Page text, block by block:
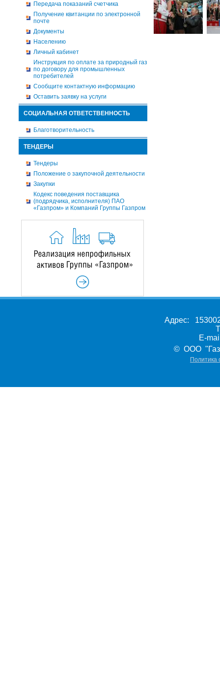
Передача показаний счетчика
Получение квитанции по электронной
почте
Документы
Населению
Личный кабинет
Инструкция по оплате за природный газ
по договору для промышленных
потребителей
Сообщите контактную информацию
Оставить заявку на услуги
СОЦИАЛЬНАЯ ОТВЕТСТВЕННОСТЬ
Благотворительность
ТЕНДЕРЫ
Тендеры
Положение о закупочной деятельности
Закупки
Кодекс поведения поставщика
(подрядчика, исполнителя) ПАО
«Газпром» и Компаний Группы Газпром
Адрес:
E-
© ООО
Политика